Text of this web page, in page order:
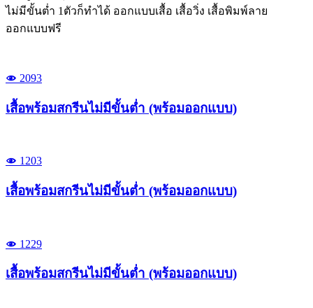
ไม่มีขั้นต่ำ 1ตัวก็ทำได้ ออกแบบเสื้อ เสื้อวิ่ง เสื้อพิมพ์ลาย
ออกแบบฟรี
2093
เสื้อพร้อมสกรีนไม่มีขั้นต่ำ (พร้อมออกแบบ)
1203
เสื้อพร้อมสกรีนไม่มีขั้นต่ำ (พร้อมออกแบบ)
1229
เสื้อพร้อมสกรีนไม่มีขั้นต่ำ (พร้อมออกแบบ)